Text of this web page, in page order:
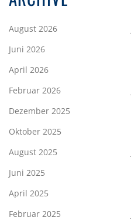
August 2026
Juni 2026
April 2026
Februar 2026
Dezember 2025
Oktober 2025
August 2025
Juni 2025
April 2025
Februar 2025